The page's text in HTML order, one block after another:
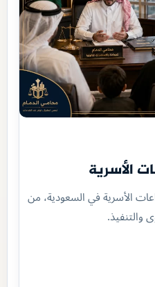
الأسرية
الأسرية في السعودية، من
والتنفيذ.